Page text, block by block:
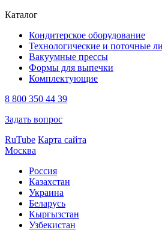
Каталог
Кондитерское оборудование
Технологические и поточные
Вакуумные прессы
Формы для выпечки
Комплектующие
8 800 350 44 39
Задать вопрос
RuTube Карта сайта
Москва
Россия
Казахстан
Украина
Беларусь
Кыргызстан
Узбекистан